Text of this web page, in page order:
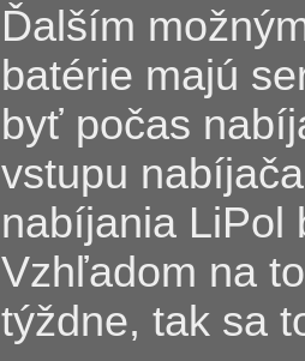
Ďalším
batérie majú
byť počas
vstupu
nabíjania LiPol
Vzhľadom na
týždne, tak sa